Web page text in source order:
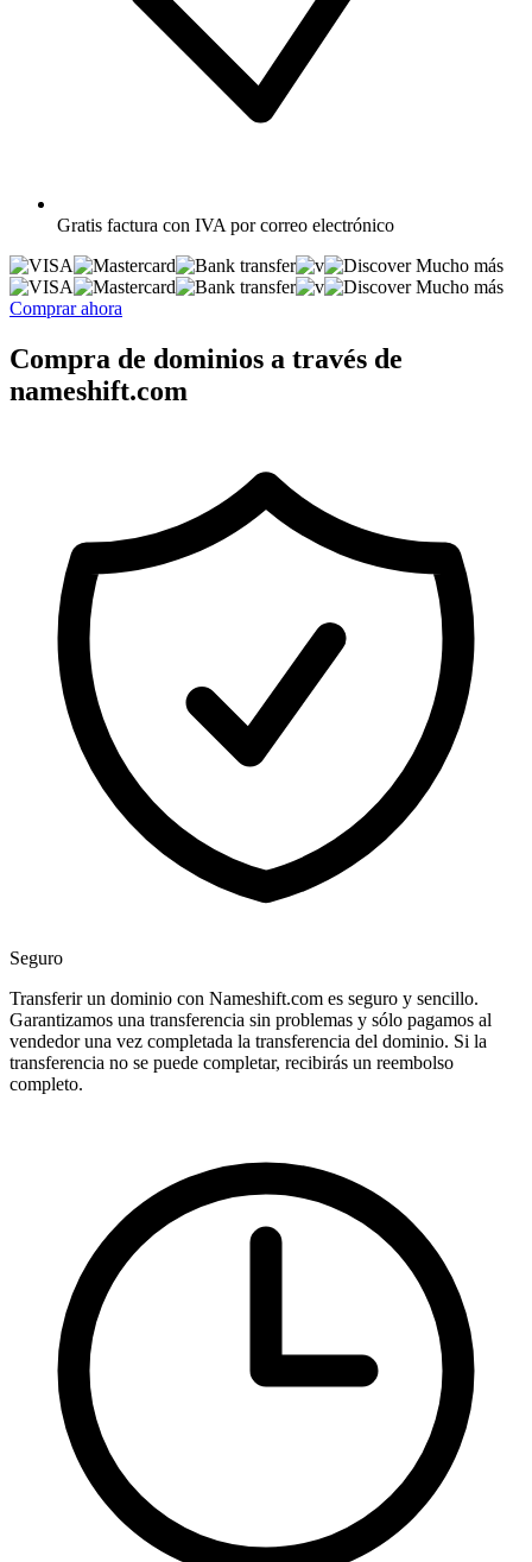
Gratis factura con IVA por correo electrónico
Mucho más
Mucho más
Comprar ahora
Compra de dominios a través de
nameshift.com
Seguro
Transferir un dominio con Nameshift.com es seguro y sencillo.
Garantizamos una transferencia sin problemas y sólo pagamos al
vendedor una vez completada la transferencia del dominio. Si la
transferencia no se puede completar, recibirás un reembolso
completo.